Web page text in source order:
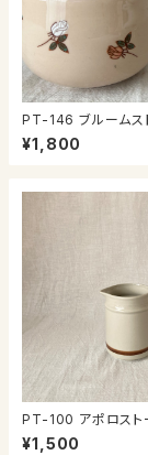
PT-146 ブルーム
ガーポット
¥1,800
PT-100 アポロス
マー
¥1,500